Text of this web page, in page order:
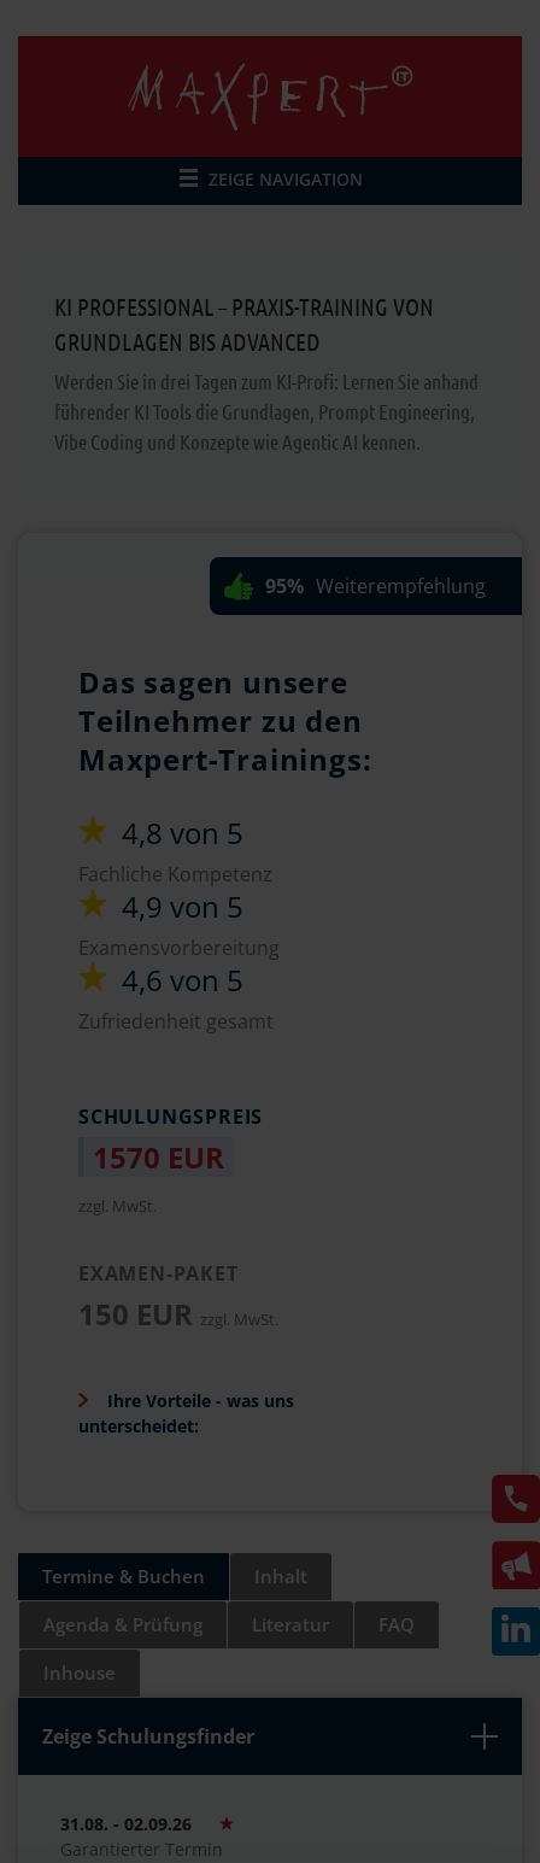
ZEIGE NAVIGATION
KI PROFESSIONAL – PRAXIS-TRAINING VON
GRUNDLAGEN BIS ADVANCED
Werden Sie in drei Tagen zum KI-Profi: Lernen Sie anhand
führender KI Tools die Grundlagen, Prompt Engineering,
Vibe Coding und Konzepte wie Agentic AI kennen.
95% Weiterempfehlung
Das sagen unsere
Teilnehmer zu den
Maxpert-Trainings:
4,8 von 5
Fachliche Kompetenz
4,9 von 5
Examensvorbereitung
4,6 von 5
Zufriedenheit gesamt
SCHULUNGSPREIS
1570 EUR
zzgl. MwSt.
EXAMEN-PAKET
150 EUR zzgl. MwSt.
Ihre Vorteile - was uns
unterscheidet:
Termine & Buchen
Inhalt
Agenda & Prüfung
Literatur
FAQ
Inhouse
Zeige Schulungsfinder
31.08. - 02.09.26
Garantierter Termin